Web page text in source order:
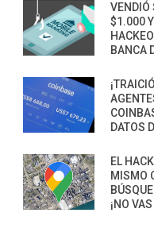
VENDIÓ
$1.000
BANCA
DATOS
EL
MISMO
¡NO